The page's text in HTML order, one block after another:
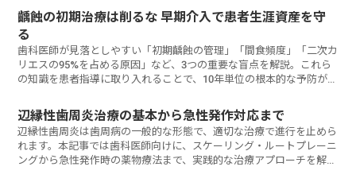
齲蝕の初期治療は削るな 早期介入で患者生涯資産を守
る
歯科医師が見落としやすい「初期齲蝕の管理」「間食頻度」「二次カ
リエスの95%を占める原因」など、3つの重要な盲点を解説。これら
の知識を患者指導に取り入れることで、10年単位の根本的な予防が実
辺縁性歯周炎治療の基本から急性発作対応まで
辺縁性歯周炎は歯周病の一般的な形態で、適切な治療で進行を止めら
れます。本記事では歯科医師向けに、スケーリング・ルートプレーニ
ングから急性発作時の薬物療法まで、実践的な治療アプローチを解説